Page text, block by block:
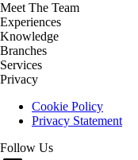
Meet The Team
Experiences
Knowledge
Branches
Services
Privacy
Cookie Policy
Privacy Statement
Follow Us